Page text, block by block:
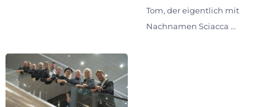
Tom, der eigentlich mit
Nachnamen Sciacca …